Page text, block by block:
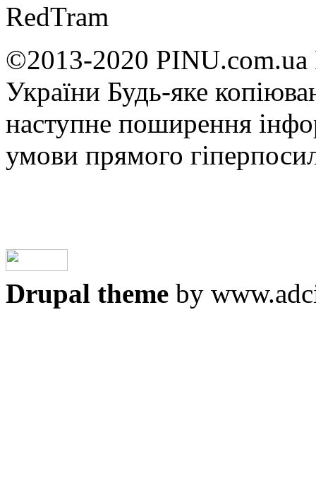
RedTram
©2013-2020 PINU.com.ua
України Будь-яке
наступне поширення
умови прямого
Drupal theme by